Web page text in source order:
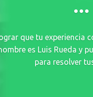
...
que tu experiencia
es Luis Rueda y
para resolver